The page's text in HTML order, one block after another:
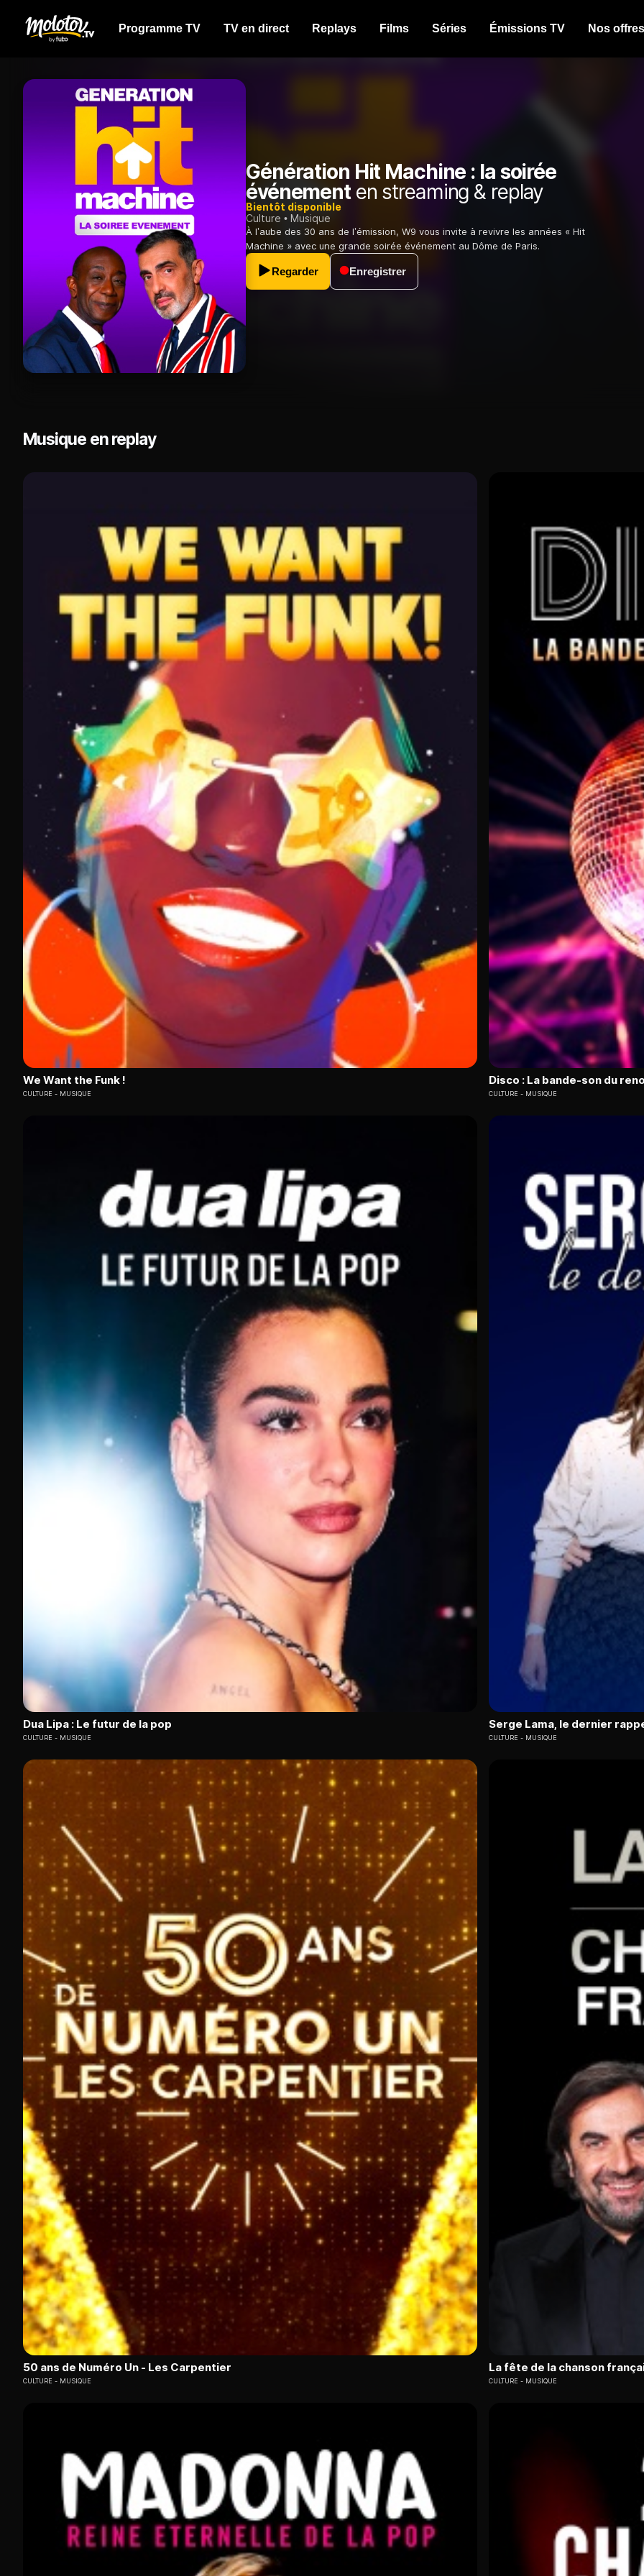
Programme TV TV en direct Replays Films Séries Émissions TV Nos offres
Génération Hit Machine : la soirée
événementen streaming & replay
Bientôt disponible
Culture
Musique
À l’aube des 30 ans de l’émission, W9 vous invite à revivre les années « Hit
Machine » avec une grande soirée événement au Dôme de Paris.
Regarder Enregistrer
Musique en replay
We Want the Funk !
CULTURE MUSIQUE
Disco : La bande-son du
CULTURE MUSIQUE
Dua Lipa : Le futur de la pop
CULTURE MUSIQUE
Serge Lama, le dernier
CULTURE MUSIQUE
50 ans de Numéro Un - Les Carpentier
CULTURE MUSIQUE
La fête de la chanson
CULTURE MUSIQUE